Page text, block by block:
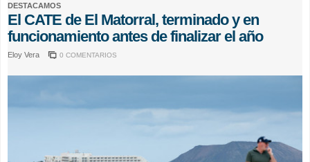
DESTACAMOS
El CATE de El Matorral, terminado y en
funcionamiento antes de finalizar el año
Eloy Vera 0 COMENTARIOS